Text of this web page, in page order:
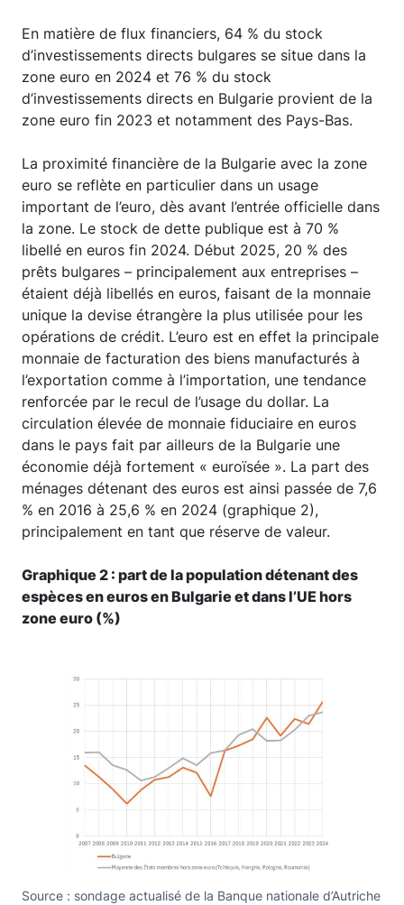
En matière de flux financiers, 64 % du stock
d’investissements directs bulgares se situe dans la
zone euro en 2024 et 76 % du stock
d’investissements directs en Bulgarie provient de la
zone euro fin 2023 et notamment des Pays-Bas.
La proximité financière de la Bulgarie avec la zone
euro se reflète en particulier dans un usage
important de l’euro, dès avant l’entrée officielle dans
la zone. Le stock de dette publique est à 70 %
libellé en euros fin 2024. Début 2025, 20 % des
prêts bulgares – principalement aux entreprises –
étaient déjà libellés en euros, faisant de la monnaie
unique la devise étrangère la plus utilisée pour les
opérations de crédit. L’euro est en effet la principale
monnaie de facturation des biens manufacturés à
l’exportation comme à l’importation, une tendance
renforcée par le recul de l’usage du dollar. La
circulation élevée de monnaie fiduciaire en euros
dans le pays fait par ailleurs de la Bulgarie une
économie déjà fortement « euroïsée ». La part des
ménages détenant des euros est ainsi passée de 7,6
% en 2016 à 25,6 % en 2024 (graphique 2),
principalement en tant que réserve de valeur.
Graphique 2 : part de la population détenant des
espèces en euros en Bulgarie et dans l’UE hors
zone euro (%)
Source : sondage actualisé de la Banque nationale d’Autriche